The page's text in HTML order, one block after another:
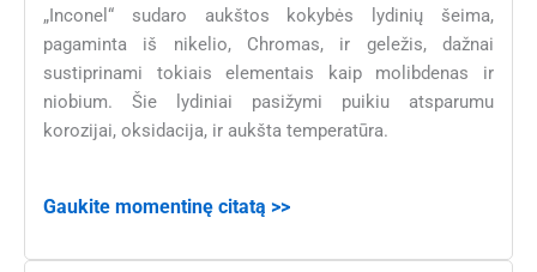
„Inconel“ sudaro aukštos kokybės lydinių šeima,
pagaminta iš nikelio, Chromas, ir geležis, dažnai
sustiprinami tokiais elementais kaip molibdenas ir
niobium. Šie lydiniai pasižymi puikiu atsparumu
korozijai, oksidacija, ir aukšta temperatūra.
Gaukite momentinę citatą >>